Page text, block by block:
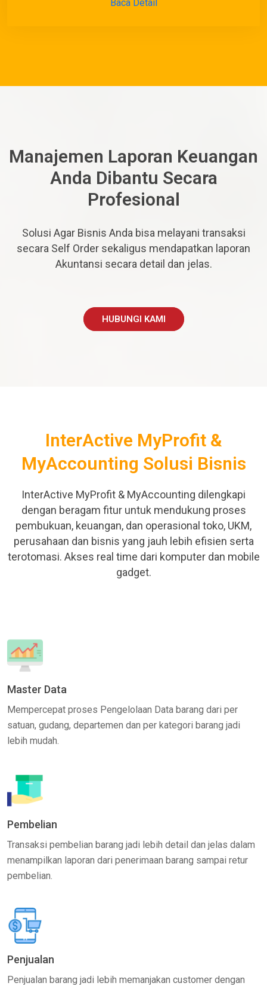
Baca Detail
Manajemen Laporan Keuangan
Anda Dibantu Secara
Profesional
Solusi Agar Bisnis Anda bisa melayani transaksi
secara Self Order sekaligus mendapatkan laporan
Akuntansi secara detail dan jelas.
HUBUNGI KAMI
InterActive MyProfit &
MyAccounting Solusi Bisnis
InterActive MyProfit & MyAccounting dilengkapi
dengan beragam fitur untuk mendukung proses
pembukuan, keuangan, dan operasional toko, UKM,
perusahaan dan bisnis yang jauh lebih efisien serta
terotomasi. Akses real time dari komputer dan mobile
gadget.
Master Data
Mempercepat proses Pengelolaan Data barang dari per
satuan, gudang, departemen dan per kategori barang jadi
lebih mudah.
Pembelian
Transaksi pembelian barang jadi lebih detail dan jelas dalam
menampilkan laporan dari penerimaan barang sampai retur
pembelian.
Penjualan
Penjualan barang jadi lebih memanjakan customer dengan